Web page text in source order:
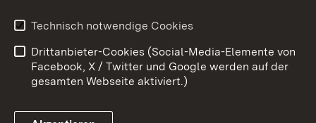
Barrierefreiheit
Impressum
Cookies
Technisch notwendige Cookies
Drittanbieter-Cookies (Social-Media-Elemente von
Facebook, X / Twitter und Google werden auf der
gesamten Webseite aktiviert.)